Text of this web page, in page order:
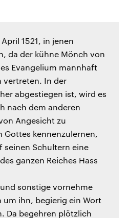
1521, in jenen
da der kühne Mönch von
Evangelium mannhaft
vertreten. In der
abgestiegen ist, wird es
nach dem anderen
Angesicht zu
Gottes kennenzulernen,
seinen Schultern eine
ganzen Reiches Hass
sonstige vornehme
um ihn, begierig ein Wort
Da begehren plötzlich